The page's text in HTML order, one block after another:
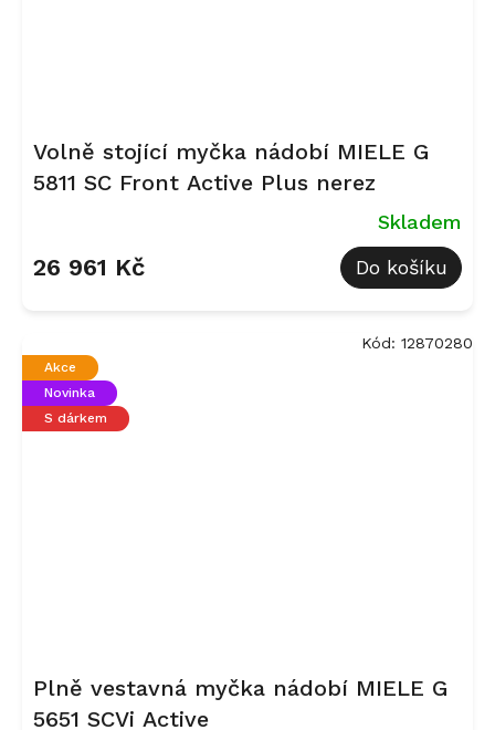
Volně stojící myčka nádobí MIELE G
5811 SC Front Active Plus nerez
Skladem
26 961 Kč Do košíku
Akce
Novinka
S dárkem
Plně vestavná myčka nádobí MIELE G
5651 SCVi Active
Kód: 12870280